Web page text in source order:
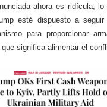
ahora es ridícula, lo
esté dispuesto a seguir
para proporcionar
significa alimentar el